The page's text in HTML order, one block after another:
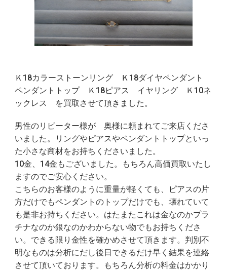
Ｋ18カラーストーンリング Ｋ18ダイヤペンダント
ペンダントトップ Ｋ18ピアス イヤリング Ｋ10ネ
ックレス を買取させて頂きました。
男性のリピーター様が 奥様に頼まれてご来店くださ
いました。リングやピアスやペンダントトップといっ
た小さな商材をお持ちくださいました。
10金、14金もございました。もちろん高価買取いたし
ますのでご安心ください。
こちらのお客様のように重量が軽くても、ピアスの片
方だけでもペンダントのトップだけでも、壊れていて
も是非お持ちください。はたまたこれは金なのかプラ
チナなのか銀なのかわからない物でもお持ちくださ
い。できる限り金性を確かめさせて頂きます。判別不
明なものは分析にだし後日できるだけ早く結果を連絡
させて頂いております。もちろん分析の料金はかかり